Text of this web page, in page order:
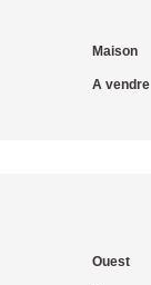
Maison
A vendre
Ouest